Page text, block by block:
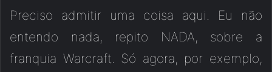
Preciso admitir uma coisa aqui. Eu não
entendo nada, repito NADA, sobre a
franquia Warcraft. Só agora, por exemplo,